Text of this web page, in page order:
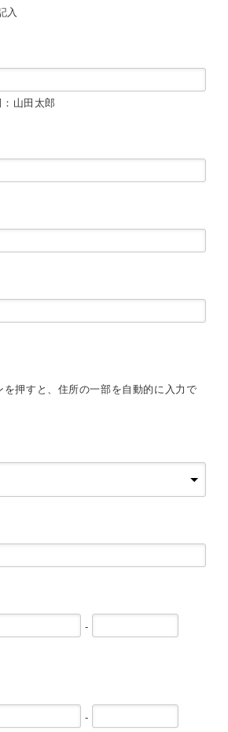
入
田太郎
を押すと、住所の一部を自動的に入力で
-
-